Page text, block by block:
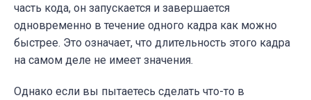
часть кода, он запускается и завершается
одновременно в течение одного кадра как можно
быстрее. Это означает, что длительность этого кадра
на самом деле не имеет значения.
Однако если вы пытаетесь сделать что-то в